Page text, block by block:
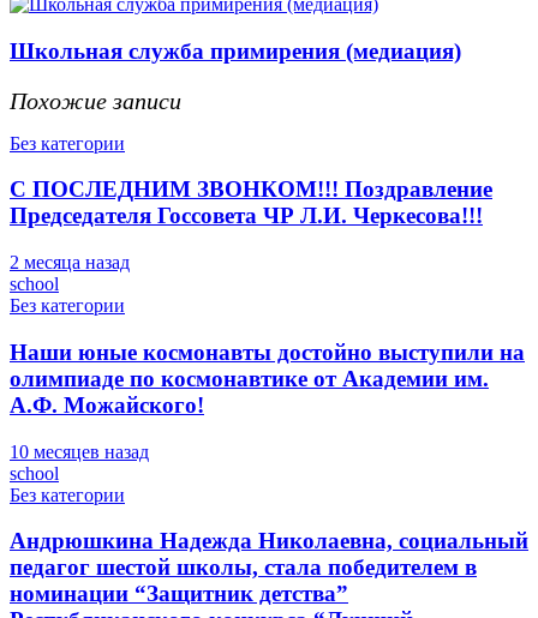
Школьная служба примирения (медиация)
Похожие записи
Без категории
С ПОСЛЕДНИМ ЗВОНКОМ!!! Поздравление
Председателя Госсовета ЧР Л.И. Черкесова!!!
2 месяца назад
school
Без категории
Наши юные космонавты достойно выступили на
олимпиаде по космонавтике от Академии им.
А.Ф. Можайского!
10 месяцев назад
school
Без категории
Андрюшкина Надежда Николаевна, социальный
педагог шестой школы, стала победителем в
номинации “Защитник детства”